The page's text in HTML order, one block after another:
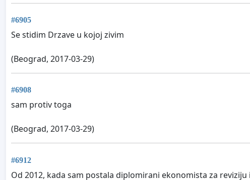
#6905
Se stidim Drzave u kojoj zivim
(Beograd, 2017-03-29)
#6908
sam protiv toga
(Beograd, 2017-03-29)
#6912
Od 2012, kada sam postala diplomirani ekonomista za